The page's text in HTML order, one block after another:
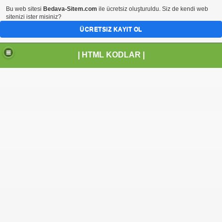
| HTML KODLAR |
Bu web sitesi Bedava-Sitem.com ile ücretsiz oluşturuldu. Siz de kendi web
sitenizi ister misiniz?
ÜCRETSIZ KAYIT OL